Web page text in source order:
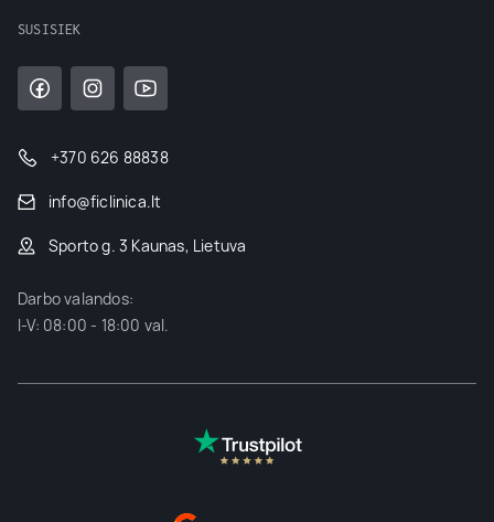
SUSISIEK
+370 626 88838
info@ficlinica.lt
Sporto g. 3 Kaunas, Lietuva
Darbo valandos:
I-V: 08:00 - 18:00 val.